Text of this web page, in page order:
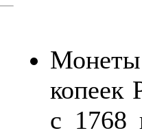
копеек
с 1768